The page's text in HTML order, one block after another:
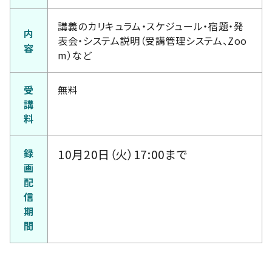
内
容
講義のカリキュラム・スケジュール・宿題・発
表会・システム説明（受講管理システム、Zoo
m）など
受
講
料
無料
録
画
配
信
期
間
10月20日（火）17:00まで